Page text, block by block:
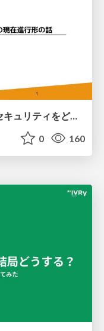
ボトムアップ文化が強い組織で セキュリティをどう根付かせていくかの現在進行形の話 / Making Security Stick in a Bottom-Up Organization
0 160